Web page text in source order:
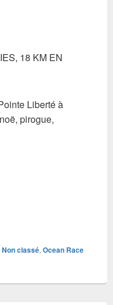
18 KM EN
Liberté à
pirogue,
Non classé, Ocean Race